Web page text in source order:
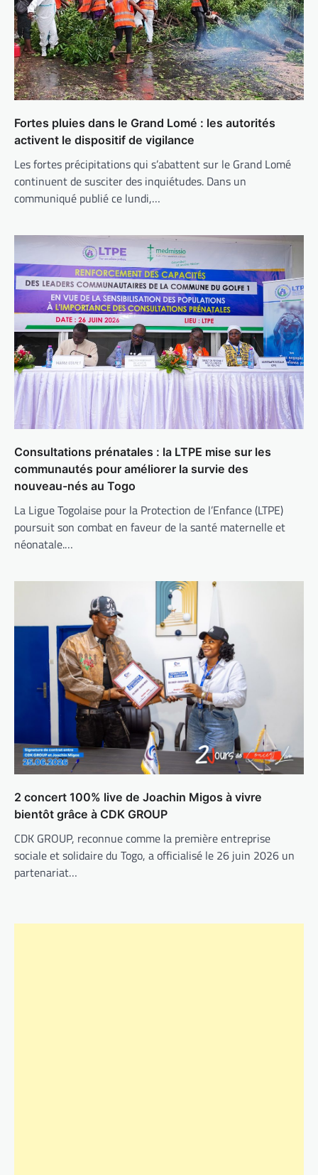
Fortes pluies dans le Grand Lomé : les autorités
activent le dispositif de vigilance
Les fortes précipitations qui s’abattent sur le Grand Lomé
continuent de susciter des inquiétudes. Dans un
communiqué publié ce lundi,…
Consultations prénatales : la LTPE mise sur les
communautés pour améliorer la survie des
nouveau-nés au Togo
La Ligue Togolaise pour la Protection de l’Enfance (LTPE)
poursuit son combat en faveur de la santé maternelle et
néonatale.…
2 concert 100% live de Joachin Migos à vivre
bientôt grâce à CDK GROUP
CDK GROUP, reconnue comme la première entreprise
sociale et solidaire du Togo, a officialisé le 26 juin 2026 un
partenariat…